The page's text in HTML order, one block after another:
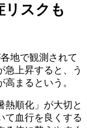
リスクも
地で観測されて
急上昇すると、う
まるという。
順化」が大切と
て血行を良くする